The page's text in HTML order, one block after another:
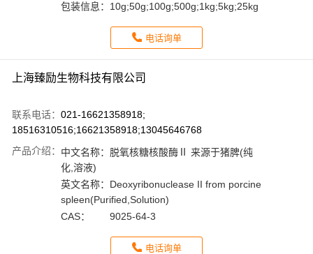
包装信息： 10g;50g;100g;500g;1kg;5kg;25kg
电话询单
上海臻励生物科技有限公司
联系电话： 021-16621358918;
18516310516;16621358918;13045646768
产品介绍： 中文名称： 脱氧核糖核酸酶Ⅱ 来源于猪脾(纯
化,溶液)
英文名称： Deoxyribonuclease II from porcine
spleen(Purified,Solution)
CAS：
9025-64-3
电话询单